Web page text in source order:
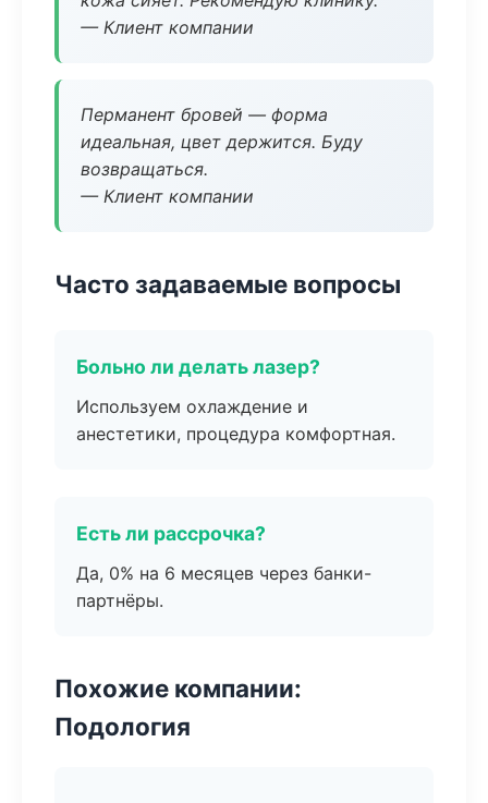
— Клиент компании
Перманент бровей — форма
идеальная, цвет держится. Буду
возвращаться.
— Клиент компании
Часто задаваемые вопросы
Больно ли делать лазер?
Используем охлаждение и
анестетики, процедура комфортная.
Есть ли рассрочка?
Да, 0% на 6 месяцев через банки-
партнёры.
Похожие компании:
Подология